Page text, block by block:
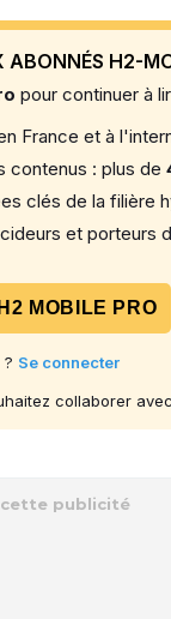
ABONNÉS H2-
pour continuer à
France et à
contenus : plus de
clés de la filière
et porteurs
MOBILE PRO
Se connecter
collaborer